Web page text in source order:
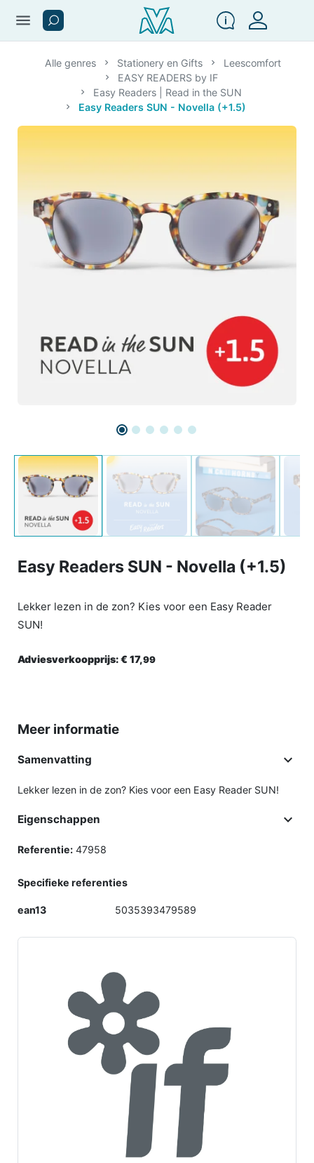
menu
Alle genres Stationery en Gifts
Leescomfort
EASY READERS by IF
Easy Readers | Read in the SUN
Easy Readers SUN - Novella (+1.5)
Easy Readers SUN - Novella (+1.5)
Lekker lezen in de zon? Kies voor een Easy Reader
SUN!
Adviesverkoopprijs:€ 17,99
Meer informatie
Samenvatting 
Lekker lezen in de zon? Kies voor een Easy Reader SUN!
Eigenschappen 
Referentie: 47958
Specifieke referenties
ean13 5035393479589